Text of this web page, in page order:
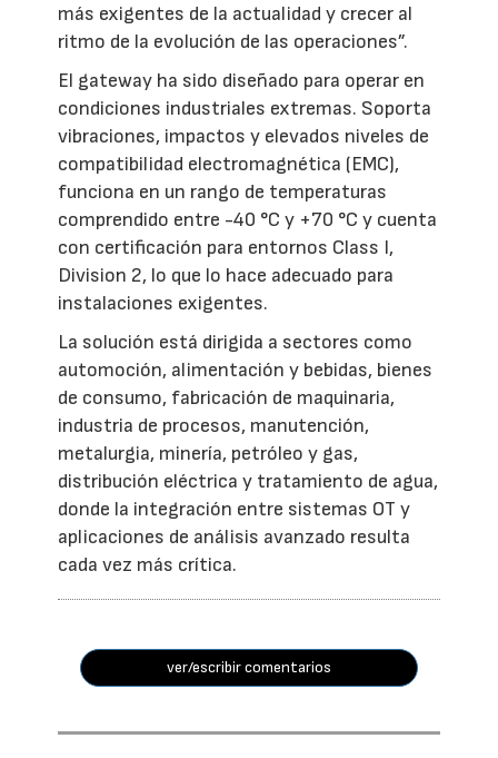
más exigentes de la actualidad y crecer al
ritmo de la evolución de las operaciones”.
El gateway ha sido diseñado para operar en
condiciones industriales extremas. Soporta
vibraciones, impactos y elevados niveles de
compatibilidad electromagnética (EMC),
funciona en un rango de temperaturas
comprendido entre -40 °C y +70 °C y cuenta
con certificación para entornos Class I,
Division 2, lo que lo hace adecuado para
instalaciones exigentes.
La solución está dirigida a sectores como
automoción, alimentación y bebidas, bienes
de consumo, fabricación de maquinaria,
industria de procesos, manutención,
metalurgia, minería, petróleo y gas,
distribución eléctrica y tratamiento de agua,
donde la integración entre sistemas OT y
aplicaciones de análisis avanzado resulta
cada vez más crítica.
ver/escribir comentarios